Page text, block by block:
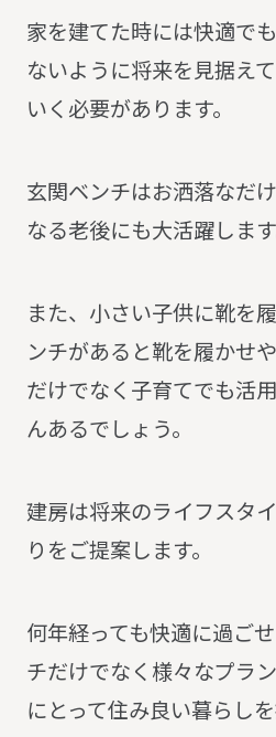
家を建てた時には快適で
ないように将来を見据え
いく必要があります。
玄関ベンチはお洒落なだ
なる老後にも大活躍します
また、小さい子供に靴を
ンチがあると靴を履かせ
だけでなく子育てでも活
んあるでしょう。
建房は将来のライフスタ
りをご提案します。
何年経っても快適に過ご
チだけでなく様々なプラ
にとって住み良い暮らしを